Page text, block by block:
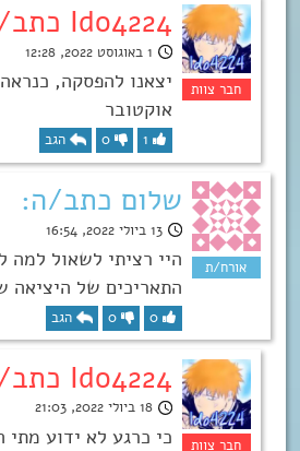
Ido4224 כתב/ה:
1 באוגוסט 2022, 12:28
יצאנו להפסקה,
אוקטובר
1
0 הגב
שלום כתב/ה:
13 ביולי 2022, 16:54
היי רציתי לשאול למה
התאריכים של היציאה
0
0 הגב
Ido4224 כתב/ה:
18 ביולי 2022, 21:03
כי כרגע לא ידוע מתי